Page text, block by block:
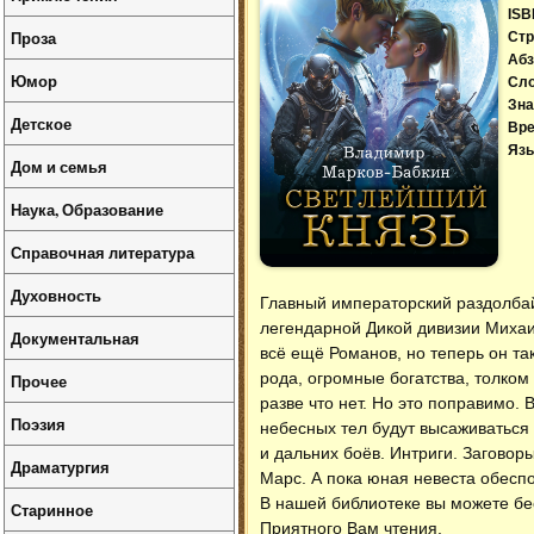
Главный императорский
легендарной Дикой дивизии
всё ещё Романов, но теперь он
рода, огромные богатства,
разве что нет. Но это
небесных тел будут
и дальних боёв. Интриги.
Марс. А пока юная невеста
В нашей библиотеке вы можете
Приятного Вам чтения.
Проза
Юмор
Детское
Дом и семья
Наука, Образование
Справочная литература
Духовность
Документальная
Прочее
Поэзия
Драматургия
Старинное